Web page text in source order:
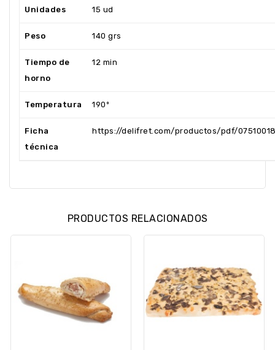
Unidades 15 ud
Peso 140 grs
Tiempo de
horno
12 min
Temperatura 190º
Ficha
técnica
https://delifret.com/productos/pdf/
PRODUCTOS RELACIONADOS